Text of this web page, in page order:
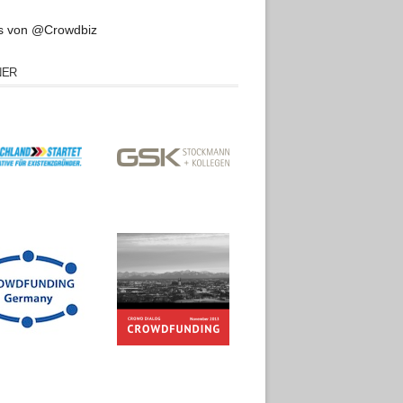
von @Crowdbiz